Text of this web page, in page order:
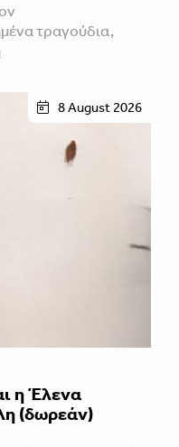
τραγούδια,
8 August 2026
η Έλενα
(δωρεάν)